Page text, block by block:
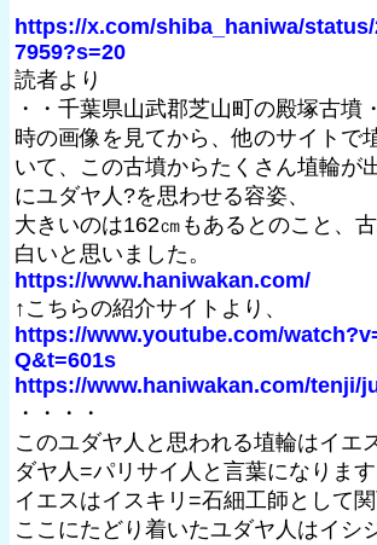
https://x.com/shiba_haniwa/status/
7959?s=20
読者より
・・千葉県山武郡芝山町の殿塚古墳
時の画像を見てから、他のサイトで
いて、この古墳からたくさん埴輪が
にユダヤ人?を思わせる容姿、
大きいのは162㎝もあるとのこと、
白いと思いました。
https://www.haniwakan.com/
↑こちらの紹介サイトより、
https://www.youtube.com/
Q&t=601s
https://www.haniwakan.com/tenji/
・・・・
このユダヤ人と思われる埴輪はイエ
ダヤ人=パリサイ人と言葉になります
イエスはイスキリ=石細工師として
ここにたどり着いたユダヤ人はイシ